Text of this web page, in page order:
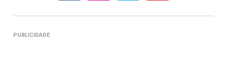
PUBLICIDADE